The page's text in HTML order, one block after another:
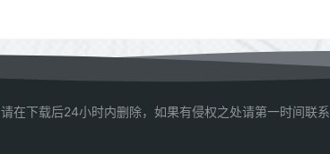
在下载后24小时内删除，如果有侵权之处请第一时间联系